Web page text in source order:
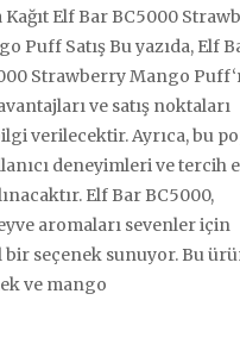
Kağıt Elf Bar BC5000
Puff Satış Bu yazıda, Elf
Strawberry Mango
ve satış noktaları
verilecektir. Ayrıca, bu
deneyimleri ve tercih
Elf Bar BC5000,
aromaları sevenler için
seçenek sunuyor. Bu
ve mango